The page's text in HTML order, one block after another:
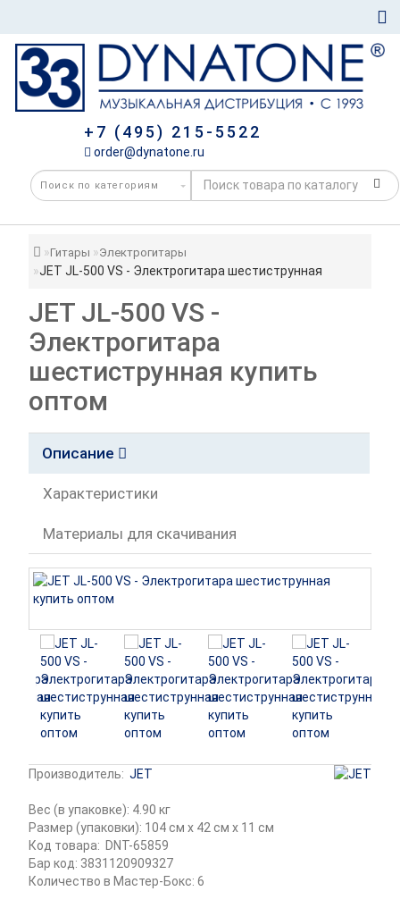
+7 (495) 215-5522
order@dynatone.ru
Гитары Электрогитары
JET JL-500 VS - Электрогитара шестиструнная
JET JL-500 VS -
Электрогитара
шестиструнная купить
оптом
Описание
Характеристики
Материалы для скачивания
Производитель: JET
Вес (в упаковке): 4.90 кг
Размер (упаковки): 104 см x 42 см x 11 см
Код товара: DNT-65859
Бар код: 3831120909327
Количество в Мастер-Бокс: 6